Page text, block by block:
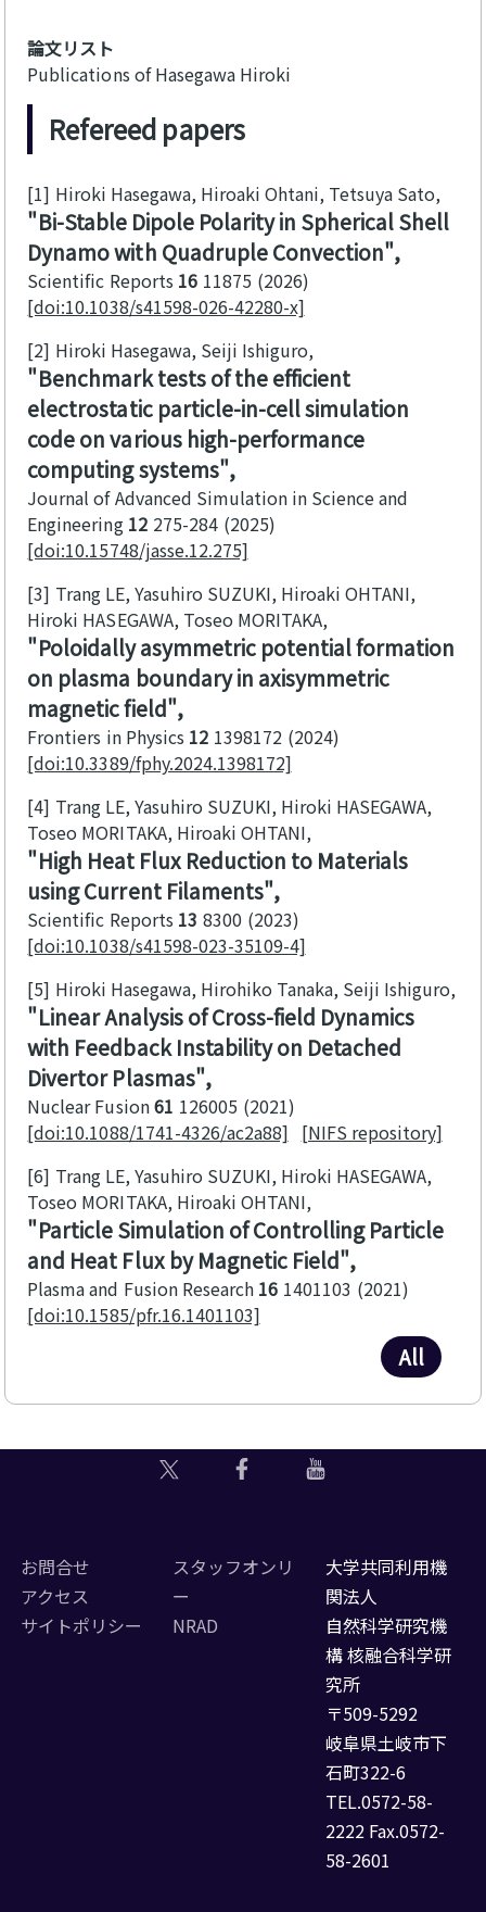
論文リスト
Publications of Hasegawa Hiroki
Refereed papers
[1] Hiroki Hasegawa, Hiroaki Ohtani, Tetsuya Sato
Bi-Stable Dipole Polarity in Spherical Shell
Dynamo with Quadruple Convection
Scientific Reports 16 11875 2026
[doi:10.1038/s41598-026-42280-x]
[2] Hiroki Hasegawa, Seiji Ishiguro
Benchmark tests of the efficient
electrostatic particle-in-cell simulation
code on various high-performance
computing systems
Journal of Advanced Simulation in Science and
Engineering 12 275-284 2025
[doi:10.15748/jasse.12.275]
[3] Trang LE, Yasuhiro SUZUKI, Hiroaki OHTANI,
Hiroki HASEGAWA, Toseo MORITAKA
Poloidally asymmetric potential formation
on plasma boundary in axisymmetric
magnetic field
Frontiers in Physics 12 1398172 2024
[doi:10.3389/fphy.2024.1398172]
[4] Trang LE, Yasuhiro SUZUKI, Hiroki HASEGAWA,
Toseo MORITAKA, Hiroaki OHTANI
High Heat Flux Reduction to Materials
using Current Filaments
Scientific Reports 13 8300 2023
[doi:10.1038/s41598-023-35109-4]
[5] Hiroki Hasegawa, Hirohiko Tanaka, Seiji Ishiguro
Linear Analysis of Cross-field Dynamics
with Feedback Instability on Detached
Divertor Plasmas
Nuclear Fusion61 126005 2021
[doi:10.1088/1741-4326/ac2a88] [NIFS repository]
[6] Trang LE, Yasuhiro SUZUKI, Hiroki HASEGAWA,
Toseo MORITAKA, Hiroaki OHTANI
Particle Simulation of Controlling Particle
and Heat Flux by Magnetic Field
Plasma and Fusion Research 16 1401103 2021
[doi:10.1585/pfr.16.1401103]
All
お問合せ
アクセス
サイトポリシー
スタッフオンリ
ー
NRAD
大学共同利用機
関法人
自然科学研究機
構 核融合科学研
究所
〒509-5292
岐阜県土岐市下
石町322-6
TEL.0572-58-
2222 Fax.0572-
58-2601